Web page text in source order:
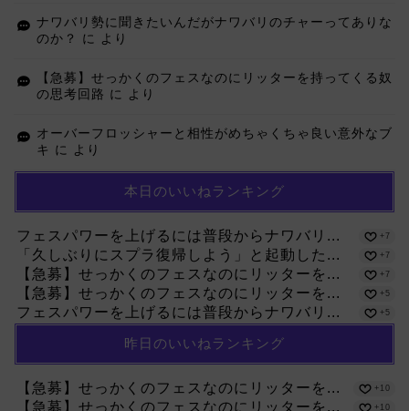
ナワバリ勢に聞きたいんだがナワバリのチャーってありな
のか？
に より
【急募】せっかくのフェスなのにリッターを持ってくる奴
の思考回路 に より
オーバーフロッシャーと相性がめちゃくちゃ良い意外なブ
キ に より
本日のいいねランキング
フェスパワーを上げるには普段からナワバリ... +7
「久しぶりにスプラ復帰しよう」と起動した... +7
【急募】せっかくのフェスなのにリッターを... +7
【急募】せっかくのフェスなのにリッターを... +5
フェスパワーを上げるには普段からナワバリ... +5
昨日のいいねランキング
【急募】せっかくのフェスなのにリッターを... +10
【急募】せっかくのフェスなのにリッターを... +10